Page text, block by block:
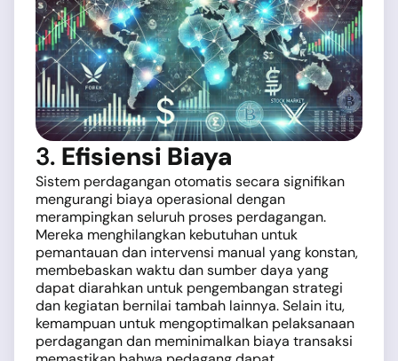
3. Efisiensi Biaya
Sistem perdagangan otomatis secara signifikan
mengurangi biaya operasional dengan
merampingkan seluruh proses perdagangan.
Mereka menghilangkan kebutuhan untuk
pemantauan dan intervensi manual yang konstan,
membebaskan waktu dan sumber daya yang
dapat diarahkan untuk pengembangan strategi
dan kegiatan bernilai tambah lainnya. Selain itu,
kemampuan untuk mengoptimalkan pelaksanaan
perdagangan dan meminimalkan biaya transaksi